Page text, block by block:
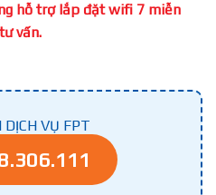
hỗ trợ lắp đặt wifi 7 miễn
vấn.
DỊCH VỤ FPT